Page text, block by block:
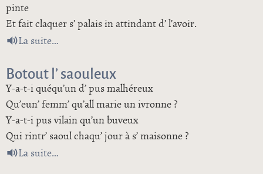
pinte
Et fait claquer s’ palais in attindant d’ l’avoir.
La suitede L’ buveu d’ bière
Botout l’ saouleux
Y-a-t-i quéqu’un d’ pus malhéreux
Qu’eun’ femm’ qu’all marie un ivronne ?
Y-a-t-i pus vilain qu’un buveux
Qui rintr’ saoul chaqu’ jour à s’ maisonne ?
La suitede Botout l’ saouleux